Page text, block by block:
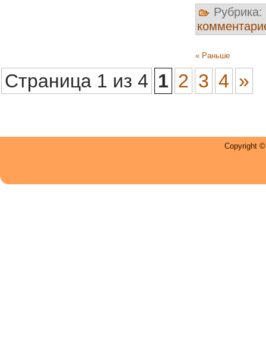
Рубрика:
« Раньше
Страница 1 из 4 1 2 3 4 »
Copyright